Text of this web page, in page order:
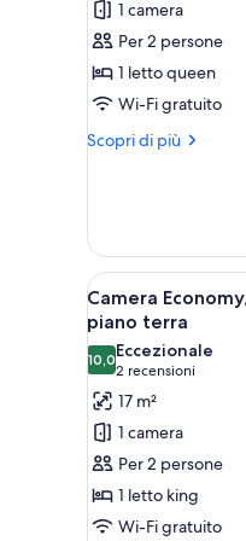
Camera
Comfort,
1
letto
queen,
1 camera
Per 2 persone
1 letto queen
Wi-Fi gratuito
Scopri di più
Altri
1
letto
queen,
non
fumatori
Apri
tutte
le
foto
per
Camera
Economy,
1
letto
king,
9
Camera
piano terra
10,010,0 su 10
Eccezionale
2 recensioni
(2
recensioni)
17 m²
1 camera
Per 2 persone
1 letto king
Wi-Fi gratuito